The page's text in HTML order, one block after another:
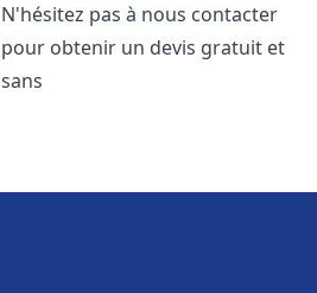
N'hésitez pas à nous contacter
pour obtenir un devis gratuit et
sans